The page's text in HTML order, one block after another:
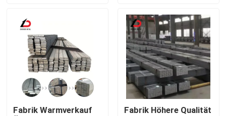
Rechtssachen
Bitte um ein Angebot
Verzinkte Stahlspule
Fabrik Warmverkauf
Fabrik Höhere Qualität